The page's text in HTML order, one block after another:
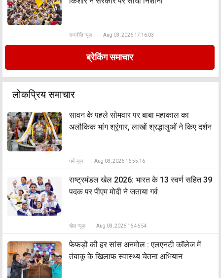
राजनीति न्यूज़ Aug 03, 2026 17:16:03
ब्रेकिंग समाचार
लोकप्रिय समाचार
सावन के पहले सोमवार पर बाबा महाकाल का
अलौकिक भांग श्रृंगार, लाखों श्रद्धालुओं ने किए दर्शन
धर्म न्यूज़ Aug 03, 2026 16:55:16
राष्ट्रमंडल खेल 2026: भारत के 13 स्वर्ण सहित 39
पदक पर पीएम मोदी ने जताया गर्व
खेल न्यूज़ Aug 03, 2026 16:46:54
फेफड़ों की हर सांस अनमोल : एलएनटी कॉलेज में
तंबाकू के खिलाफ स्वास्थ्य चेतना अभियान